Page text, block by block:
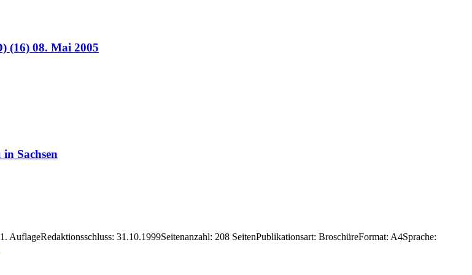
(16) 08. Mai 2005
Sachsen
31.10.1999Seitenanzahl: 208 SeitenPublikationsart: BroschüreFormat: A4Sprache: